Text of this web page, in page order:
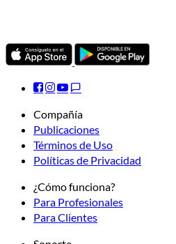
Compañía
Publicaciones
Términos de Uso
Políticas de Privacidad
¿Cómo funciona?
Para Profesionales
Para Clientes